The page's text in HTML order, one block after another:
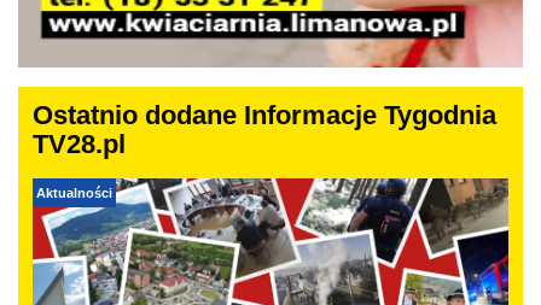
Ostatnio dodane Informacje Tygodnia
TV28.pl
Aktualności